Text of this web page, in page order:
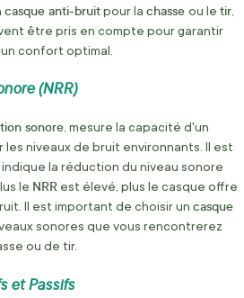
casque anti-bruitpour la chasse ou le tir
être pris en compte pour garantir
confort optimal.
(NRR)
sonore , mesure la capacité d'un
les niveaux de bruit environnants. Il est
la réduction du niveau sonore
le NRR est élevé, plus le casque offre
Il est important de choisir un casque
sonores que vous rencontrerez
ou de tir.
et Passifs